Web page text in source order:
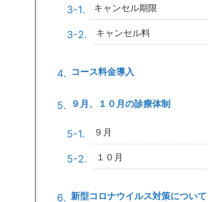
キャンセル期限
キャンセル料
コース料金導入
９月、１０月の診療体制
９月
１０月
新型コロナウイルス対策について